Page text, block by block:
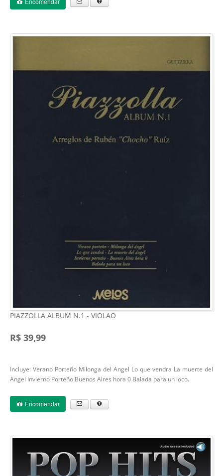
PIAZZOLLA ALBUM N.1 - VIOLAO
R$ 39,99
Incluye: Verano Porteño Milonga del Angel Lo que vendra La muerte del
Angel Invierno Porteño Buenos Aires hora 0 Balada para un loco.
Encomendar